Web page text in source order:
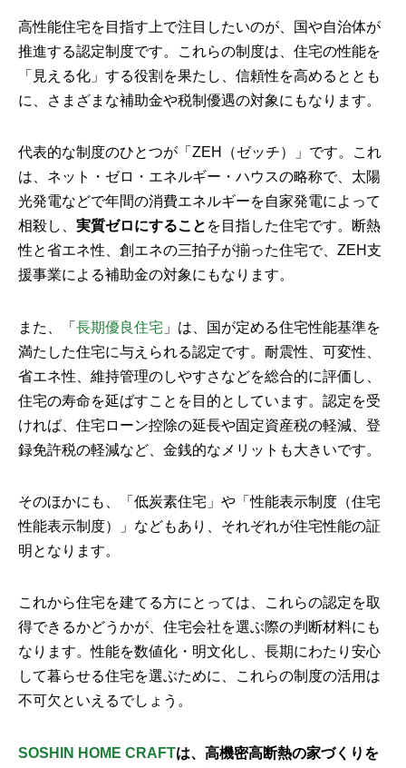
高性能住宅を目指す上で注目したいのが、国や自治体が
推進する認定制度です。これらの制度は、住宅の性能を
「見える化」する役割を果たし、信頼性を高めるととも
に、さまざまな補助金や税制優遇の対象にもなります。
代表的な制度のひとつが「ZEH（ゼッチ）」です。これ
は、ネット・ゼロ・エネルギー・ハウスの略称で、太陽
光発電などで年間の消費エネルギーを自家発電によって
相殺し、 実質ゼロにすること を目指した住宅です。断熱
性と省エネ性、創エネの三拍子が揃った住宅で、ZEH支
援事業による補助金の対象にもなります。
また、「 長期優良住宅 」は、国が定める住宅性能基準を
満たした住宅に与えられる認定です。耐震性、可変性、
省エネ性、維持管理のしやすさなどを総合的に評価し、
住宅の寿命を延ばすことを目的としています。認定を受
ければ、住宅ローン控除の延長や固定資産税の軽減、登
録免許税の軽減など、金銭的なメリットも大きいです。
そのほかにも、「低炭素住宅」や「性能表示制度（住宅
性能表示制度）」などもあり、それぞれが住宅性能の証
明となります。
これから住宅を建てる方にとっては、これらの認定を取
得できるかどうかが、住宅会社を選ぶ際の判断材料にも
なります。性能を数値化・明文化し、長期にわたり安心
して暮らせる住宅を選ぶために、これらの制度の活用は
不可欠といえるでしょう。
SOSHIN HOME CRAFTは、高機密高断熱の家づくりを